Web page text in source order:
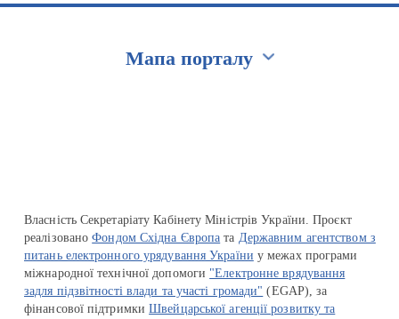
Мапа порталу
Власність Секретаріату Кабінету Міністрів України. Проєкт
реалізованоФондом Східна Європа та Державним агентством з
питань електронного урядування України у межах програми
міжнародної технічної допомоги "Електронне врядування
задля підзвітності влади та участі громади" (EGAP), за
фінансової підтримкиШвейцарської агенції розвитку та